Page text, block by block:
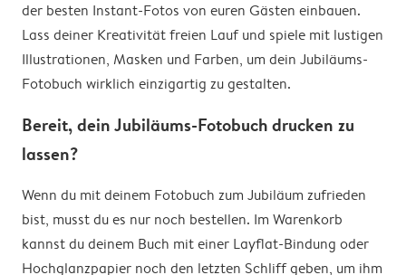
der besten Instant-Fotos von euren Gästen einbauen.
Lass deiner Kreativität freien Lauf und spiele mit lustigen
Illustrationen, Masken und Farben, um dein Jubiläums-
Fotobuch wirklich einzigartig zu gestalten.
Bereit, dein Jubiläums-Fotobuch drucken zu
lassen?
Wenn du mit deinem Fotobuch zum Jubiläum zufrieden
bist, musst du es nur noch bestellen. Im Warenkorb
kannst du deinem Buch mit einer Layflat-Bindung oder
Hochglanzpapier noch den letzten Schliff geben, um ihm